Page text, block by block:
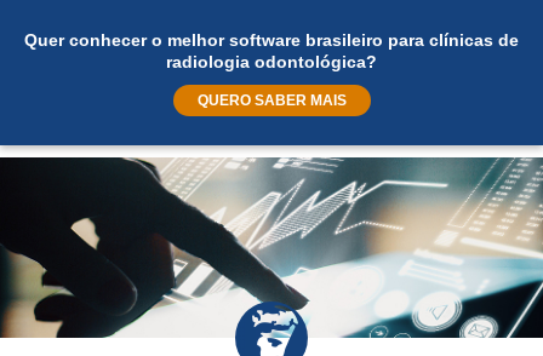
Quer conhecer o melhor software brasileiro para clínicas de
radiologia odontológica?
QUERO SABER MAIS